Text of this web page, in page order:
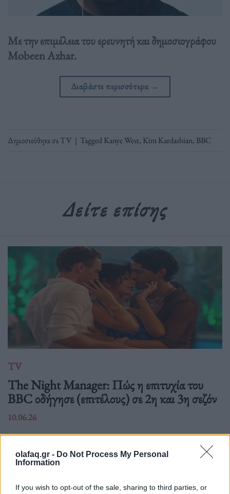
olafaq.gr - Do Not Process My Personal
Information
If you wish to opt-out of the sale, sharing to third parties, or
Με την επιμέλεια του ερευνητή και δημοσιογράφου
Mobeen Azhar.
Διαβάστε περισσότερα →
Δημοσιεύθηκε σεTV | TaggedKanye West, Kim Kardashian, ΒΒC
Δείτε επίσης
TV
The Night Manager: Πώς η επιτυχία του
BBC οδήγησε (επιτέλους) σε 2η και 3η σεζόν
10.06.26
σάρωσε υποψηφιότητες για Emmy, ο Τομ Χίντλστον και οι
δημιουργοί εξηγούν γιατί το "The Night Manager" άργησε να